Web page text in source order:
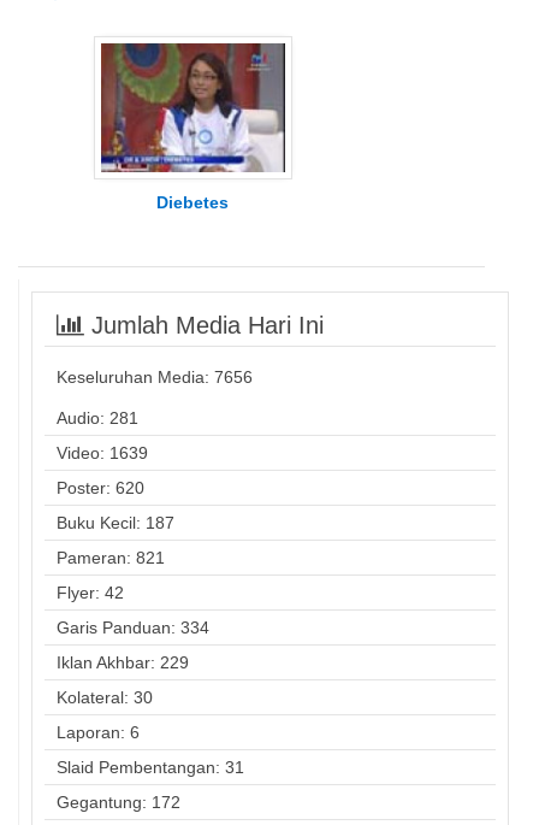
Diebetes
Jumlah Media Hari Ini
Keseluruhan Media: 7656
Audio: 281
Video: 1639
Poster: 620
Buku Kecil: 187
Pameran: 821
Flyer: 42
Garis Panduan: 334
Iklan Akhbar: 229
Kolateral: 30
Laporan: 6
Slaid Pembentangan: 31
Gegantung: 172